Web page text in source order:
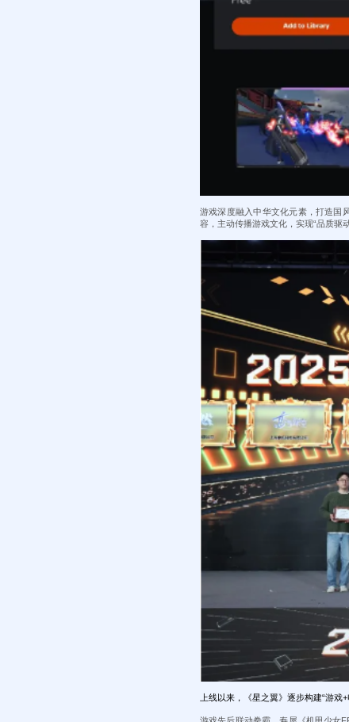
游戏深度融入中华文化元素，打造国
容，主动传播游戏文化，实现“品质驱
上线以来，《星之翼》逐步构建“游戏